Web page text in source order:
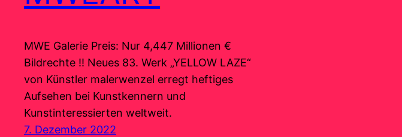
MWE Galerie Preis: Nur 4,447 Millionen €
Bildrechte !! Neues 83. Werk „YELLOW LAZE“
von Künstler malerwenzel erregt heftiges
Aufsehen bei Kunstkennern und
Kunstinteressierten weltweit.
7. Dezember 2022